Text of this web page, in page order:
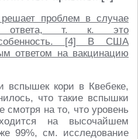
проблем в случае
ответа, т. к. это
особенность. [4] В США
ответом на вакцинацию
вспышек кори в Квебеке,
что такие вспышки
смотря на то, что уровень
на высочайшем
99%, см. исследование